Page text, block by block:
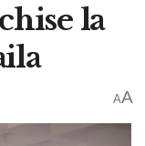
la
AA